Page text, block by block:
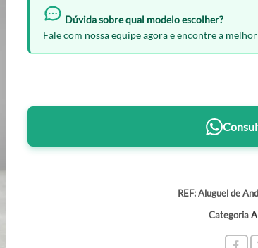
Dúvida sobre qual modelo escolher?
Fale com nossa equipe agora e encontre a
REF:Aluguel de
Categoria